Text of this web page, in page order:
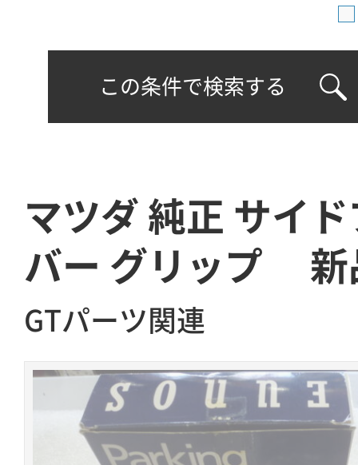
この条件で検索する
マツダ 純正 サイ
バー グリップ 新
GTパーツ関連